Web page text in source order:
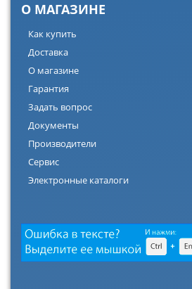
О МАГАЗИНЕ
Как купить
Доставка
О магазине
Гарантия
Задать вопрос
Документы
Производители
Сервис
Электронные каталоги